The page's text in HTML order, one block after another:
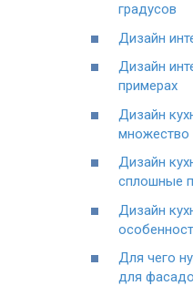
градусов
Дизайн
Дизайн
примерах
Дизайн
множество
Дизайн
сплошные
Дизайн
Для чего
для